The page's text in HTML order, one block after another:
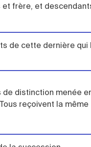
et frère, et
de cette dernière qui
de distinction menée
reçoivent la